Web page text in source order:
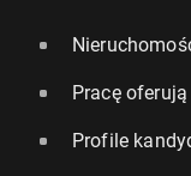
Pracę oferują
Profile